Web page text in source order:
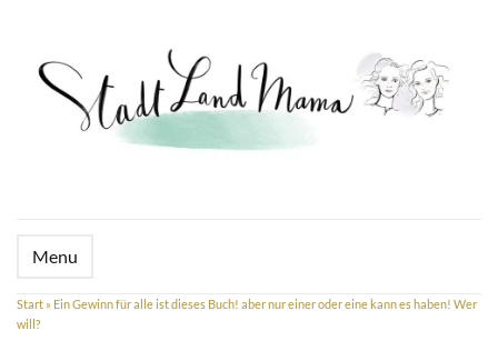
Menu
Start » Ein Gewinn für alle ist dieses Buch! aber nur einer oder eine kann es haben! Wer
will?